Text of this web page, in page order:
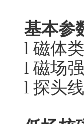
基本参
l 磁体
l 磁场
l 探头